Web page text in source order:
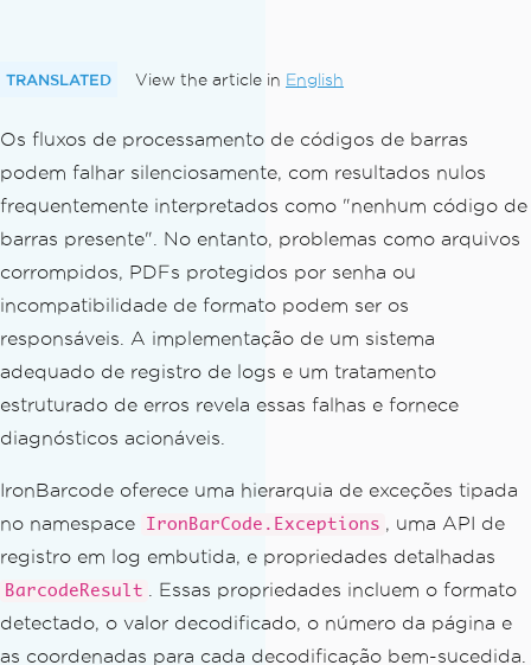
TRANSLATED View the article in English
Os fluxos de processamento de códigos de barras
podem falhar silenciosamente, com resultados nulos
frequentemente interpretados como "nenhum código de
barras presente". No entanto, problemas como arquivos
corrompidos, PDFs protegidos por senha ou
incompatibilidade de formato podem ser os
responsáveis. A implementação de um sistema
adequado de registro de logs e um tratamento
estruturado de erros revela essas falhas e fornece
diagnósticos acionáveis.
IronBarcode oferece uma hierarquia de exceções tipada
no namespace
IronBarCode.Exceptions , uma API de
registro em log embutida, e propriedades detalhadas
BarcodeResult
. Essas propriedades incluem o formato
detectado, o valor decodificado, o número da página e
as coordenadas para cada decodificação bem-sucedida.